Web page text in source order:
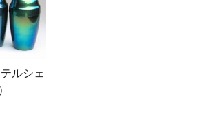
ルシェ